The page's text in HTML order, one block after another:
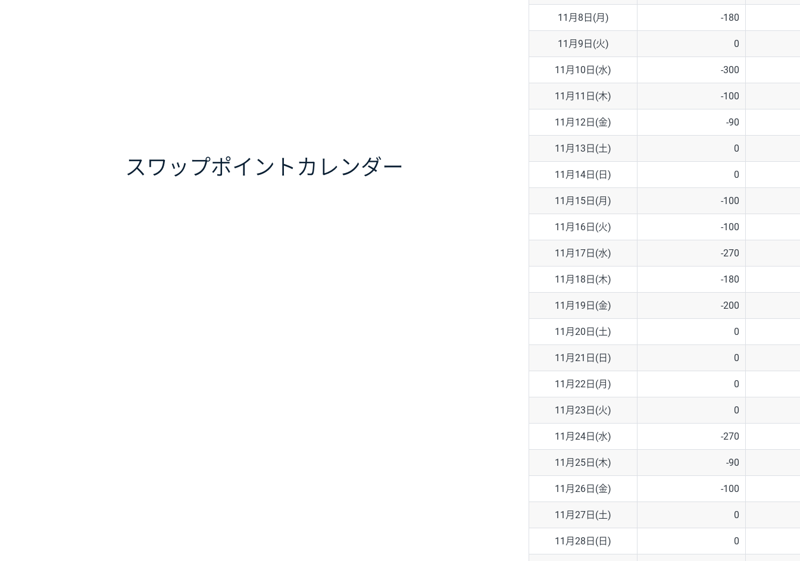
スワップポイント カレンダー
USD/CHF 160円
※取引証拠金は同日の当社為替レート（ニューヨーククローズ・MIDレ
※ハンガリーフォリント/円と南アフリカランド/円とメキシコペソ/
11月8日(月) -180
11月9日(火) 0
11月10日(水) -300
11月11日(木) -100
11月12日(金) -90
11月13日(土) 0
11月14日(日) 0
11月15日(月) -100
11月16日(火) -100
11月17日(水) -270
11月18日(木) -180
11月19日(金) -200
11月20日(土) 0
11月21日(日) 0
11月22日(月) 0
11月23日(火) 0
11月24日(水) -270
11月25日(木) -90
11月26日(金) -100
11月27日(土) 0
11月28日(日) 0